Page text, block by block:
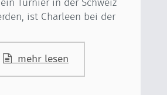
Turnier in der Schweiz
ist Charleen bei der
mehr lesen